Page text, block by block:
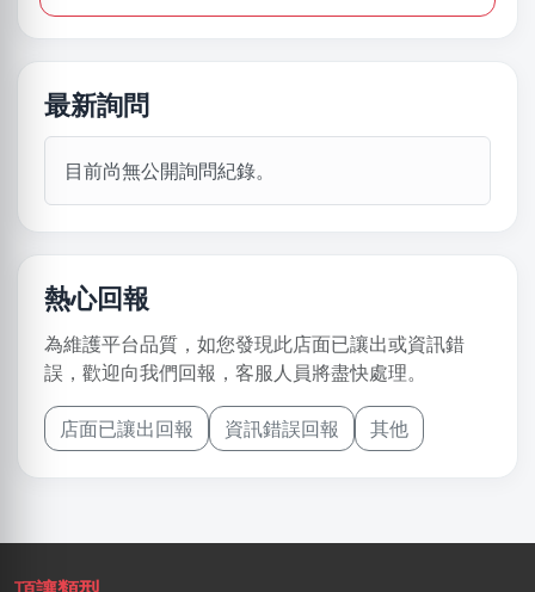
最新詢問
目前尚無公開詢問紀錄。
熱心回報
為維護平台品質，如您發現此店面已讓出或資訊錯
誤，歡迎向我們回報，客服人員將盡快處理。
店面已讓出回報 資訊錯誤回報 其他